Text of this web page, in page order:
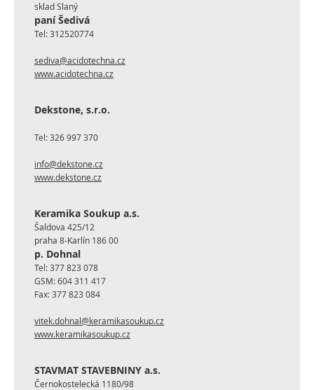
sklad Slaný
paní Šedivá
Tel:312520774
sediva@acidotechna.cz
www.acidotechna.cz
Dekstone, s.r.o.
Tel:326 997 370
info@dekstone.cz
www.dekstone.cz
Keramika Soukup a.s.
Šaldova 425/12
praha 8-Karlín 186 00
p. Dohnal
Tel:377 823 078
GSM:604 311 417
Fax:377 823 084
vitek.dohnal@keramikasoukup.cz
www.keramikasoukup.cz
STAVMAT STAVEBNINY a.s.
Černokostelecká 1180/98